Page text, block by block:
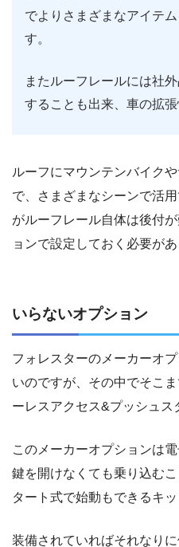
でよりさまざまなアイテ
す。
またルーフレールには社
することも出来、車の拡
ルーフにマウンテンバイク
で、さまざまなシーンで活
がルーフレール自体は後付
ョンで設定しておく必要があ
いらないオプション
フォレスターのメーカーオ
いのですが、その中でそこ
ーレスアクセス&プッシュス
このメーカーオプションは
鍵を開けなくても乗り込む
タート式で始動もできるキッ
装備されていればそれなり